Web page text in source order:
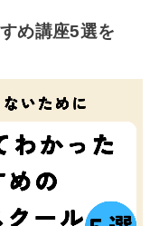
め講座5選を